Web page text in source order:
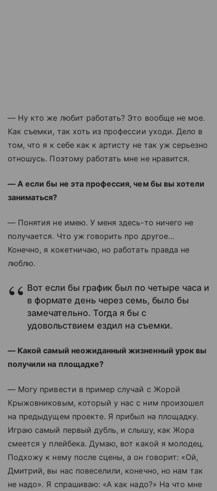
— Ну кто же любит работать? Это вообще не мое.
Как съемки, так хоть из профессии уходи. Дело в
том, что я к себе как к артисту не так уж серьезно
отношусь. Поэтому работать мне не нравится.
— А если бы не эта профессия, чем бы вы хотели
заниматься?
— Понятия не имею. У меня здесь-то ничего не
получается. Что уж говорить про другое…
Конечно, я кокетничаю, но работать правда не
люблю.
Вот если бы график был по четыре часа и
в формате день через семь, было бы
замечательно. Тогда я бы с
удовольствием ездил на съемки.
— Какой самый неожиданный жизненный урок вы
получили на площадке?
— Могу привести в пример случай с Жорой
Крыжовниковым, который у нас с ним произошел
на предыдущем проекте. Я прибыл на площадку.
Играю самый первый дубль, и слышу, как Жора
смеется у плейбека. Думаю, вот какой я молодец.
Подхожу к нему после сцены, а он говорит: «Ой,
Дмитрий, вы нас повеселили, конечно, но нам так
не надо». Я спрашиваю: «А как надо?» На что мне